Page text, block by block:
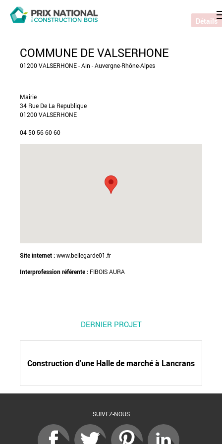
COMMUNE DE VALSERHONE
01200 VALSERHONE - Ain - Auvergne-Rhône-Alpes
Mairie
34 Rue De La Republique
01200 VALSERHONE
04 50 56 60 60
Site internet :www.bellegarde01.fr
Interprofession référente : FIBOIS AURA
DERNIER PROJET
Construction d'une Halle de marché à Lancrans
Détails
SUIVEZ-NOUS